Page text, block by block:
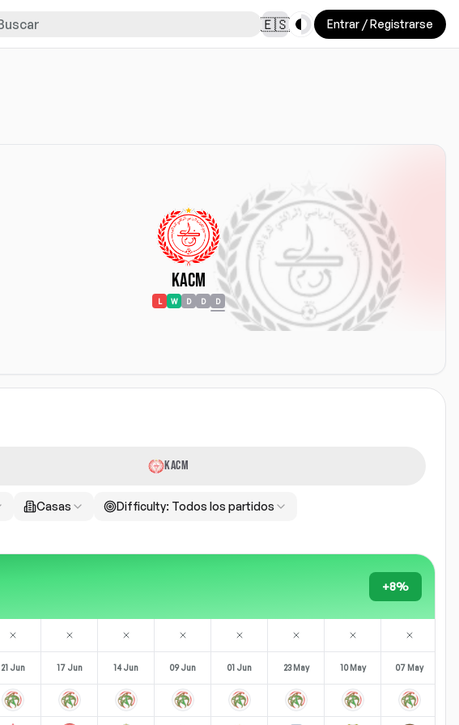
Más 🇪🇸 Toggle theme
Entrar / Registrarse
KACM
L W D D D
KACM
Casas Difficulty: Todos los partidos
+8%
21 Jun 17 Jun 14 Jun 09 Jun 01 Jun 23 May 10 May 07 May